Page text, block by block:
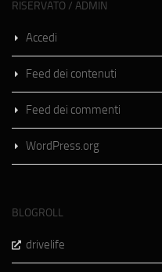
RISERVATO / ADMIN
Accedi
Feed dei contenuti
Feed dei commenti
WordPress.org
BLOGROLL
drivelife